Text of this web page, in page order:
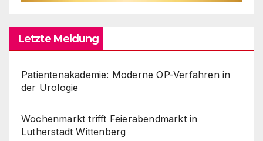
Letzte Meldung
Patientenakademie: Moderne OP-Verfahren in
der Urologie
Wochenmarkt trifft Feierabendmarkt in
Lutherstadt Wittenberg